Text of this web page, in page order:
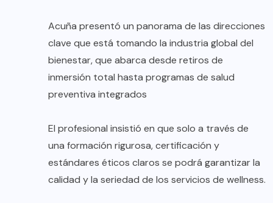
Acuña presentó un panorama de las direcciones
clave que está tomando la industria global del
bienestar, que abarca desde retiros de
inmersión total hasta programas de salud
preventiva integrados
El profesional insistió en que solo a través de
una formación rigurosa, certificación y
estándares éticos claros se podrá garantizar la
calidad y la seriedad de los servicios de wellness.